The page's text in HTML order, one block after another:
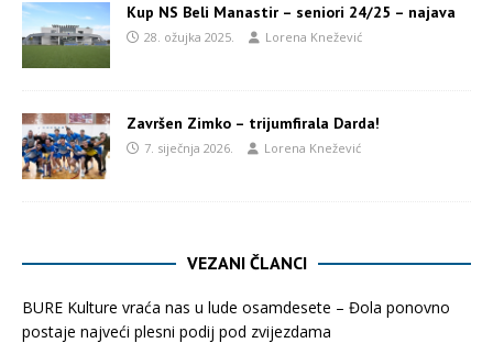
Kup NS Beli Manastir – seniori 24/25 – najava
28. ožujka 2025. Lorena Knežević
Završen Zimko – trijumfirala Darda!
7. siječnja 2026. Lorena Knežević
VEZANI ČLANCI
BURE Kulture vraća nas u lude osamdesete – Đola ponovno
postaje najveći plesni podij pod zvijezdama